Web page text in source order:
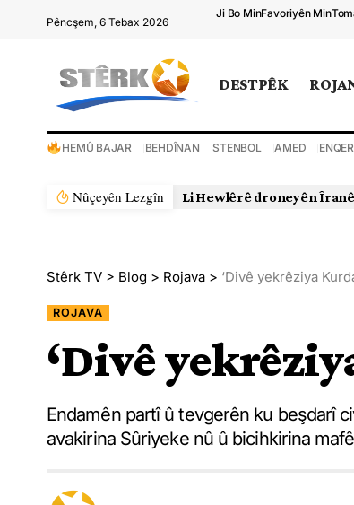
Pêncşem, 6 Tebax 2026
Ji Bo MinFavoriyên Min
DESTPÊK
HEMÛ BAJAR BEHDÎNAN STENBOL AMED
Nûçeyên Lezgîn Li Hewlêrê droneyên
Stêrk TV > Blog > Rojava > ‘Divê yekrêziya
ROJAVA
‘Divê
Endamên partî û tevgerên ku beşdarî
avakirina Sûriyeke nû û bicihkirina